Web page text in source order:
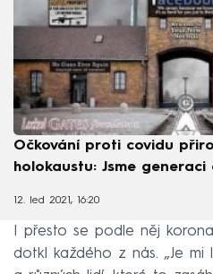
Očkování proti covidu
holokaustu: Jsme
12. led 2021, 16:20
I přesto se podle něj
dotkl každého z nás. „Je mi